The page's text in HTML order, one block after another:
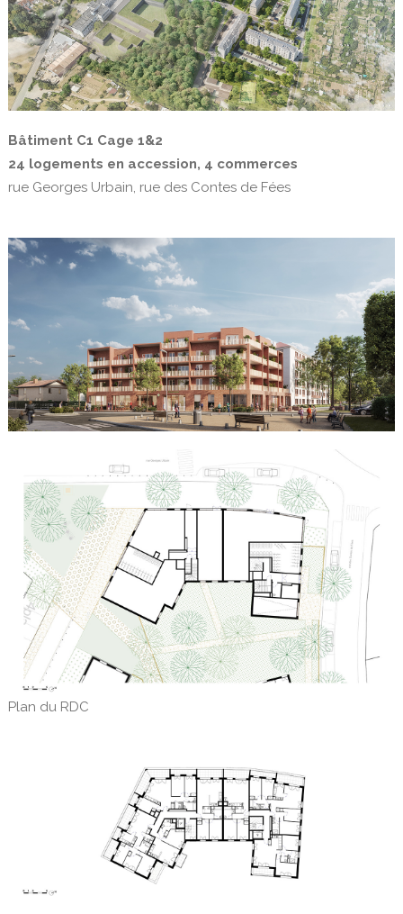
Bâtiment C1 Cage 1&2
24 logements en accession, 4 commerces
rue Georges Urbain, rue des Contes de Fées
Plan du RDC